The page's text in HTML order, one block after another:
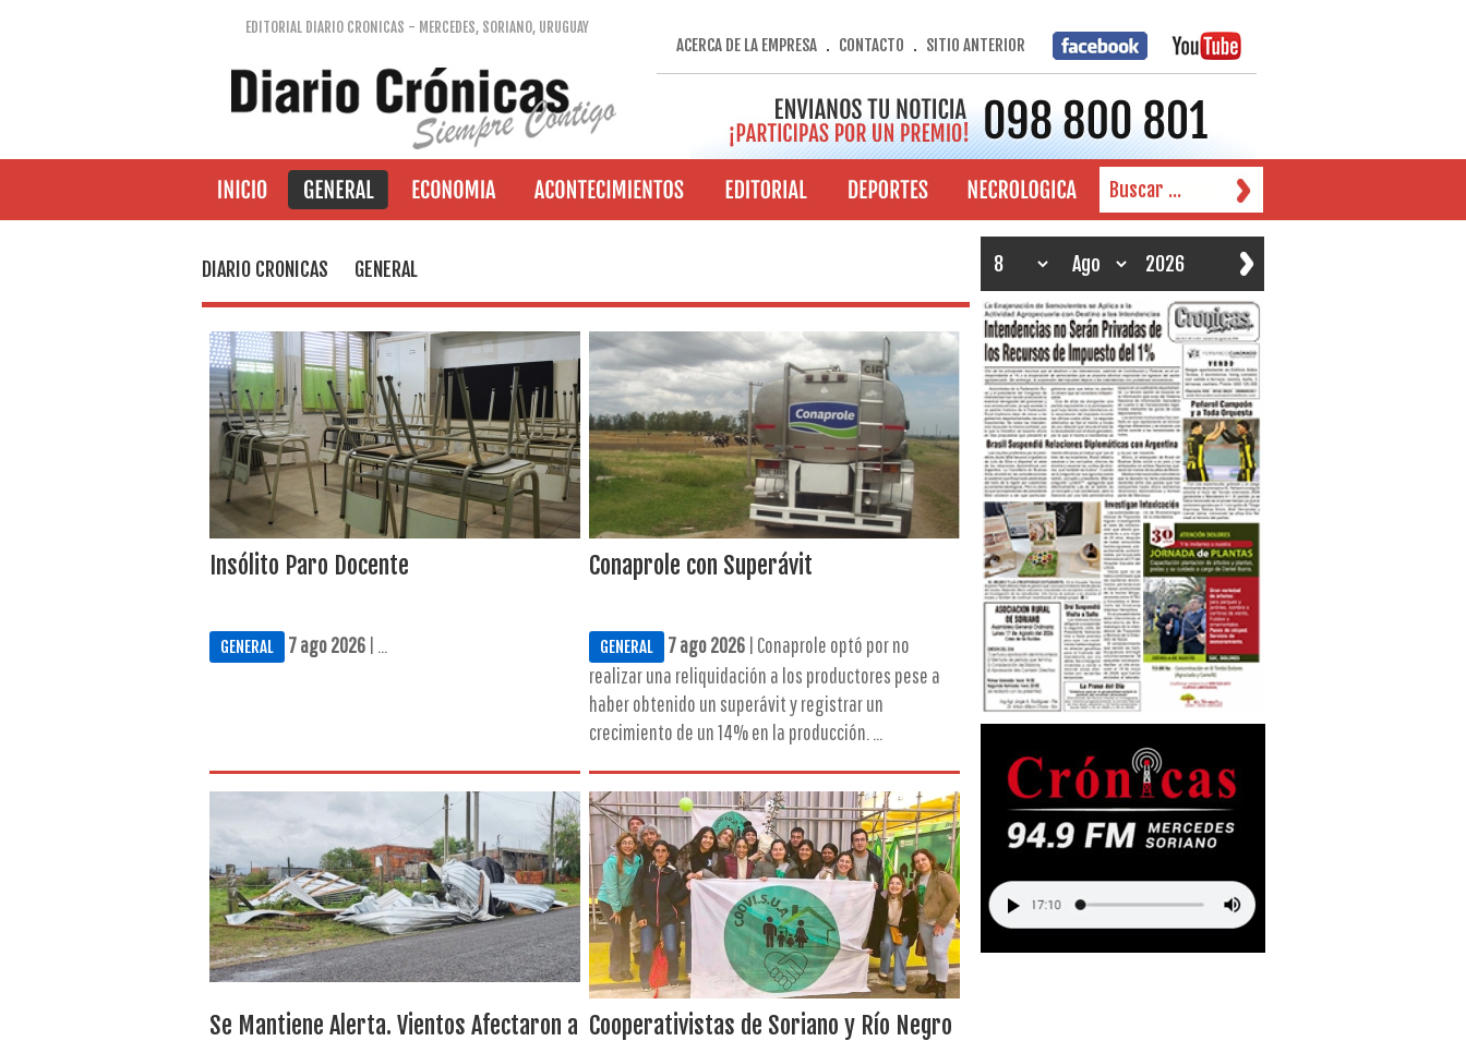
EDITORIAL DIARIO CRONICAS - MERCEDES, SORIANO, URUGUAY
ACERCA DE LA EMPRESA. CONTACTO . SITIO ANTERIOR
DIARIO CRONICAS GENERAL
Insólito Paro Docente
GENERAL 7 ago 2026| ...
Conaprole con Superávit
GENERAL 7 ago 2026| Conaprole optó por no
realizar una reliquidación a los productores pese a
haber obtenido un superávit y registrar un
crecimiento de un 14% en la producción. ...
Se Mantiene Alerta. Vientos Afectaron a Cooperativistas de Soriano y Río Negro